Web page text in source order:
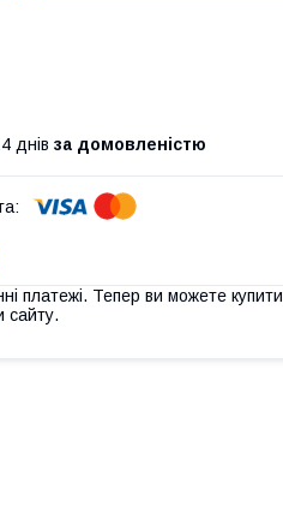
днів за домовленістю
платежі. Тепер ви можете купити
сайту.